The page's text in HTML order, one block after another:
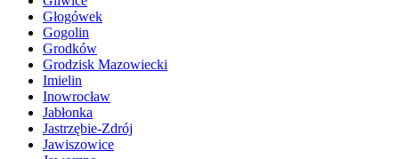
Głogówek
Gogolin
Grodków
Grodzisk Mazowiecki
Imielin
Inowrocław
Jabłonka
Jastrzębie-Zdrój
Jawiszowice